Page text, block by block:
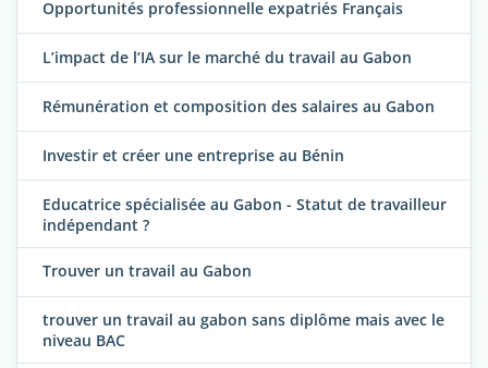
Opportunités professionnelle expatriés Français
L’impact de l’IA sur le marché du travail au Gabon
Rémunération et composition des salaires au Gabon
Investir et créer une entreprise au Bénin
Educatrice spécialisée au Gabon - Statut de travailleur
indépendant ?
Trouver un travail au Gabon
trouver un travail au gabon sans diplôme mais avec le
niveau BAC